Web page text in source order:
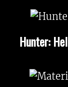
Hunter: